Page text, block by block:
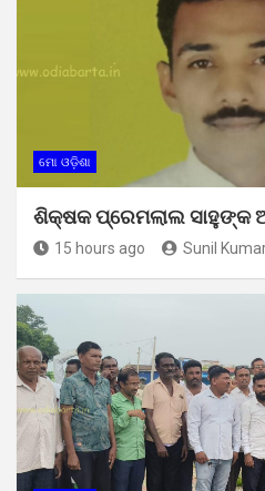
ମୋ ଓଡ଼ିଶା
ଶିକ୍ଷକ ପ୍ରେମଲାଲ ସାହୁଙ୍କ
15 hours ago Sunil